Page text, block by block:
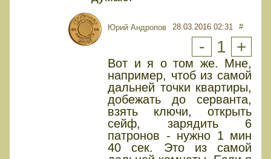
Юрий Андропов 28.03.2016 02:31 #
- 1 +
Вот и я о том же. Мне,
например, чтоб из самой
дальней точки квартиры,
добежать до серванта,
взять ключи, открыть
сейф, зарядить 6
патронов - нужно 1 мин
40 сек. Это из самой